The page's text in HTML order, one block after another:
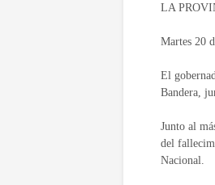
LA
Martes 20
El
Bandera,
Junto al
del
Nacional.